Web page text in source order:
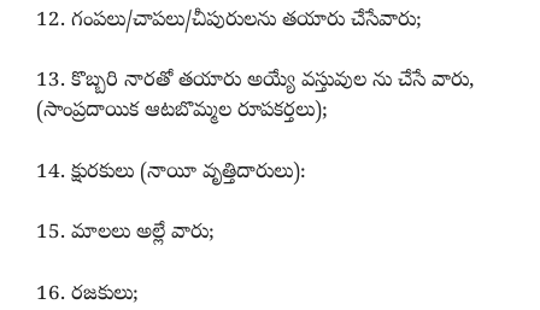
12. గంపలు/చాపలు/చీపురులను తయారు చేసేవారు;
13. కొబ్బరి నారతో తయారు అయ్యే వస్తువుల ను చేసే వారు,
(సాంప్రదాయిక ఆటబొమ్మల రూపకర్తలు);
14. క్షురకులు (నాయీ వృత్తిదారులు):
15. మాలలు అల్లే వారు;
16. రజకులు;